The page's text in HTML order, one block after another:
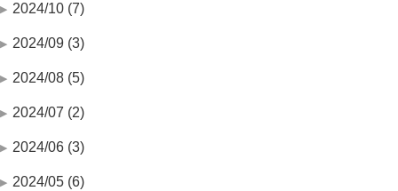
2024/10 (7)
2024/09 (3)
2024/08 (5)
2024/07 (2)
2024/06 (3)
2024/05 (6)